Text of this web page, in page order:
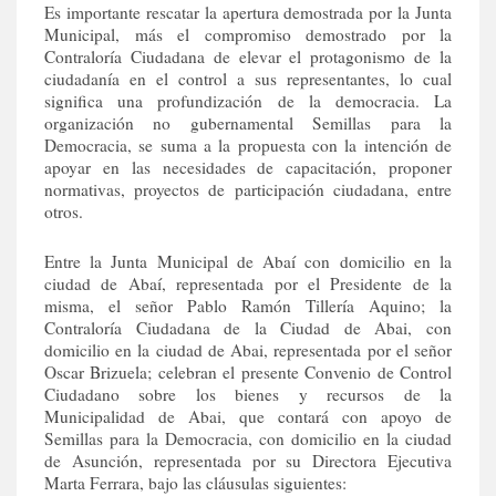
Es importante rescatar la apertura demostrada por la Junta
Municipal, más el compromiso demostrado por la
Contraloría Ciudadana de elevar el protagonismo de la
ciudadanía en el control a sus representantes, lo cual
significa una profundización de la democracia. La
organización no gubernamental Semillas para la
Democracia, se suma a la propuesta con la intención de
apoyar en las necesidades de capacitación, proponer
normativas, proyectos de participación ciudadana, entre
otros.
Entre la Junta Municipal de Abaí con domicilio en la
ciudad de Abaí, representada por el Presidente de la
misma, el señor Pablo Ramón Tillería Aquino; la
Contraloría Ciudadana de la Ciudad de Abai, con
domicilio en la ciudad de Abai, representada por el señor
Oscar Brizuela; celebran el presente Convenio de Control
Ciudadano sobre los bienes y recursos de la
Municipalidad de Abai, que contará con apoyo de
Semillas para la Democracia, con domicilio en la ciudad
de Asunción, representada por su Directora Ejecutiva
Marta Ferrara, bajo las cláusulas siguientes: